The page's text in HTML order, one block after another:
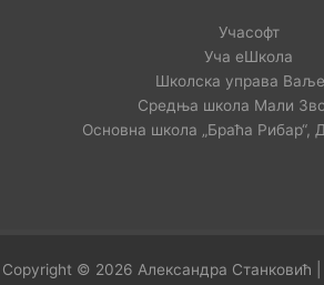
Учасофт
Уча еШкола
Школска управа
Средња школа Мали
Основна школа „Браћа Рибар“,
Copyright © 2026 Александра Станковић |